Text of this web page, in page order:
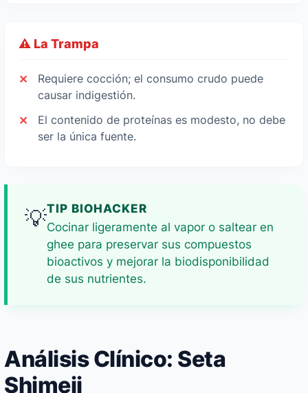
⚠️ La Trampa
Requiere cocción; el consumo crudo puede
causar indigestión.
El contenido de proteínas es modesto, no debe
ser la única fuente.
💡TIP BIOHACKER
Cocinar ligeramente al vapor o saltear en
ghee para preservar sus compuestos
bioactivos y mejorar la biodisponibilidad
de sus nutrientes.
Análisis Clínico: Seta
Shimeji